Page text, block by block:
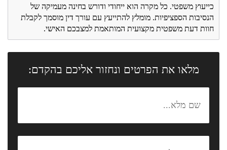
כייעוץ משפטי. כל מקרה הוא ייחודי ודורש בחינה מעמיקה של
הנסיבות הספציפיות. מומלץ להתייעץ עם עורך דין מוסמך לקבלת
חוות דעת משפטית מקצועית המותאמת למצבכם האישי.
מלאו את הפרטים ונחזור אליכם בהקדם: